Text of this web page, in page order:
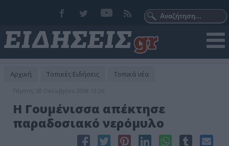
Αρχική Τοπικές Ειδήσεις Τοπικά νέα
Πέμπτη, 30 Οκτωβρίου 2008 12:26
Η Γουμένισσα απέκτησε
παραδοσιακό νερόμυλο